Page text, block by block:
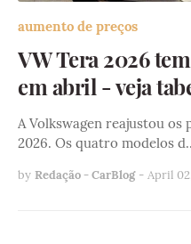
aumento de preços
VW Tera 2026
em abril - veja
A Volkswagen reajustou os
2026. Os quatro modelos
by Redação - CarBlog - April